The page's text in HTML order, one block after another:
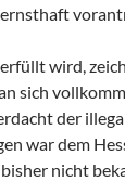
wird,
sich
der
war dem
nicht